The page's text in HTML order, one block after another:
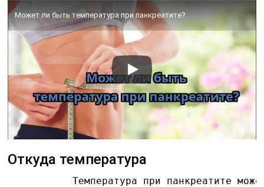
Может ли быть температура при панкреатите?
Откуда температура
Температура при панкреатите